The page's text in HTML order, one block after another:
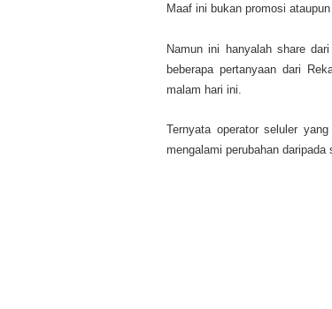
Maaf ini bukan promosi
Namun ini hanyalah share
beberapa pertanyaan dari
malam hari ini.
Ternyata operator seluler
mengalami perubahan daripada